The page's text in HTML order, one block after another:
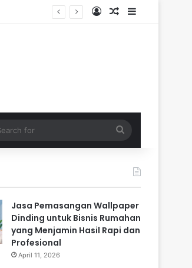
Log InRandom Article
Sidebar
for
Jasa Pemasangan Wallpaper
Dinding untuk Bisnis Rumahan
yang Menjamin Hasil Rapi dan
Profesional
April 11, 2026